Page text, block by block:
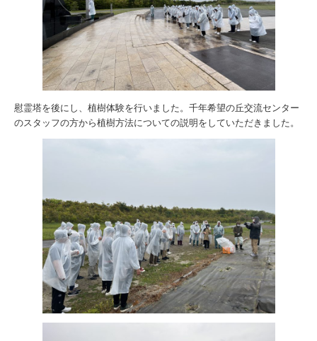
慰霊塔を後にし、植樹体験を行いました。千年希望の丘交流センター
のスタッフの方から植樹方法についての説明をしていただきました。